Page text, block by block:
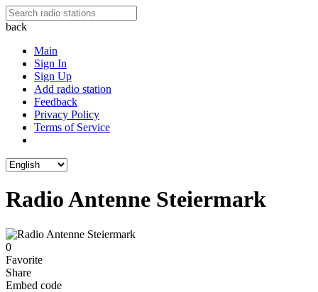
back
Main
Sign In
Sign Up
Add radio station
Feedback
Privacy Policy
Terms of Service
Radio Antenne Steiermark
0
Favorite
Share
Embed code